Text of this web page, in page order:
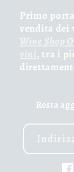
Primo
vendita
Wine Shop
vini, tra i
Resta